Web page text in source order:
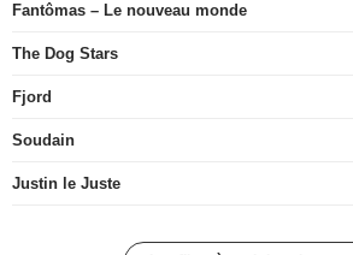
Fantômas – Le nouveau monde
The Dog Stars
Fjord
Soudain
Justin le Juste